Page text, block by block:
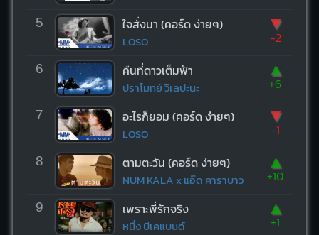
5 ใจสั่งมา (คอร์ด ง่ายๆ)
LOSO
▼
-2
6 คืนที่ดาวเต็มฟ้า
ปราโมทย์ วิเลปะนะ
▲
+6
7 อะไรก็ยอม (คอร์ด ง่ายๆ)
LOSO
▼
-1
8 ตามตะวัน (คอร์ด ง่ายๆ)
NUM KALA x แอ๊ด คาราบาว
▲
+10
9 เพราะพี่รักจริง
หนึ่ง บีเคแบนด์
▲
+1